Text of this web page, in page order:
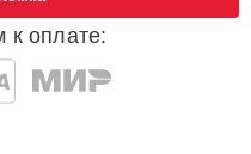
оплате: